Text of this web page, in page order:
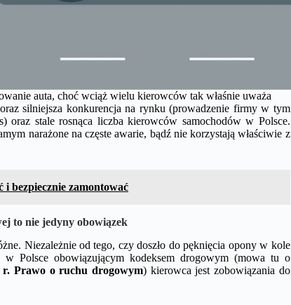
auta, choć wciąż wielu kierowców tak właśnie uważa
silniejsza konkurencja na rynku (prowadzenie firmy w tym
oraz stale rosnąca liczba kierowców samochodów w Polsce.
narażone na częste awarie, bądź nie korzystają właściwie z
bezpiecznie zamontować
to nie jedyny obowiązek
Niezależnie od tego, czy doszło do pęknięcia opony w kole
Polsce obowiązującym kodeksem drogowym (mowa tu o
r. Prawo o ruchu drogowym) kierowca jest zobowiązania do